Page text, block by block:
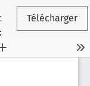
Télécharger